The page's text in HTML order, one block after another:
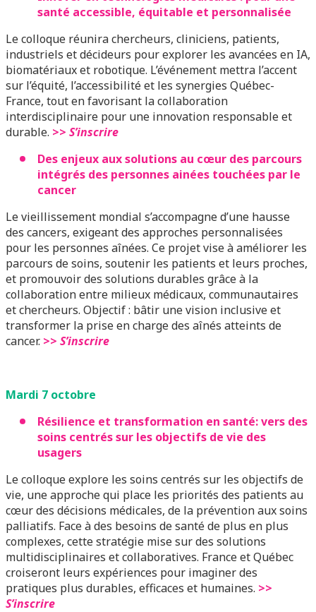
santé accessible, équitable et personnalisée
Le colloque réunira chercheurs, cliniciens, patients,
industriels et décideurs pour explorer les avancées en IA,
biomatériaux et robotique. L’événement mettra l’accent
sur l’équité, l’accessibilité et les synergies Québec-
France, tout en favorisant la collaboration
interdisciplinaire pour une innovation responsable et
durable. >> S’inscrire
Des enjeux aux solutions au cœur des parcours
intégrés des personnes ainées touchées par le
cancer
Le vieillissement mondial s’accompagne d’une hausse
des cancers, exigeant des approches personnalisées
pour les personnes aînées. Ce projet vise à améliorer les
parcours de soins, soutenir les patients et leurs proches,
et promouvoir des solutions durables grâce à la
collaboration entre milieux médicaux, communautaires
et chercheurs. Objectif : bâtir une vision inclusive et
transformer la prise en charge des aînés atteints de
cancer. >> S’inscrire
Mardi 7 octobre
Résilience et transformation en santé: vers des
soins centrés sur les objectifs de vie des
usagers
Le colloque explore les soins centrés sur les objectifs de
vie, une approche qui place les priorités des patients au
cœur des décisions médicales, de la prévention aux soins
palliatifs. Face à des besoins de santé de plus en plus
complexes, cette stratégie mise sur des solutions
multidisciplinaires et collaboratives. France et Québec
croiseront leurs expériences pour imaginer des
pratiques plus durables, efficaces et humaines. >>
S’inscrire